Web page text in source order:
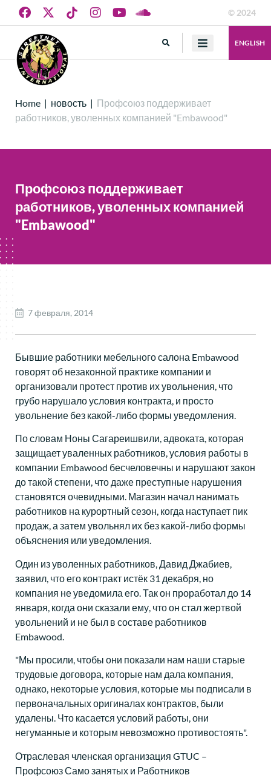
© 2024
ENGLISH
Home | новость | Профсоюз поддерживает
работников, уволенных компанией "Embawood"
Профсоюз поддерживает
работников, уволенных компанией
"Embawood"
7 февраля, 2014
Бывшие работники мебельного салона Embawood
говорят об незаконной практике компании и
организовали протест против их увольнения, что
грубо нарушало условия контракта, и просто
увольнение без какой-либо формы уведомления.
По словам Ноны Сагареишвили, адвоката, которая
защищает уваленных работников, условия работы в
компании Embawood бесчеловечны и нарушают закон
до такой степени, что даже преступные нарушения
становятся очевидными. Магазин начал нанимать
работников на курортный сезон, когда наступает пик
продаж, а затем увольнял их без какой-либо формы
объяснения или уведомления.
Один из уволенных работников, Давид Джабиев,
заявил, что его контракт истёк 31 декабря, но
компания не уведомила его. Так он проработал до 14
января, когда они сказали ему, что он стал жертвой
увольнений и не был в составе работников
Embawood.
"Мы просили, чтобы они показали нам наши старые
трудовые договора, которые нам дала компания,
однако, некоторые условия, которые мы подписали в
первоначальных оригиналах контрактов, были
удалены. Что касается условий работы, они
негуманные и которым невозможно противостоять".
Отраслевая членская организация GTUC –
Профсоюз Само занятых и Работников